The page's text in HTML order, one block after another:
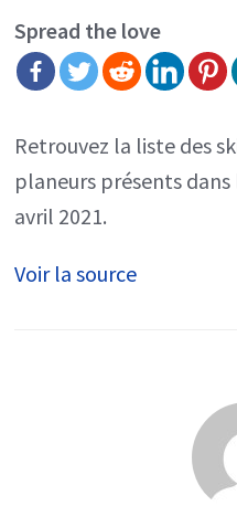
Spread the love
Retrouvez la liste des
planeurs présents
avril 2021.
Voir la source